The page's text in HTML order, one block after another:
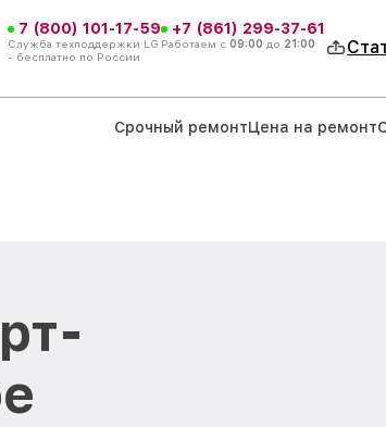
7 (800) 101-17-59
Служба техподдержки LG
- бесплатно по России
+7 (861) 299-37-61
Работаем с 09:00 до 21:00
Срочный ремонтЦена на ремонт